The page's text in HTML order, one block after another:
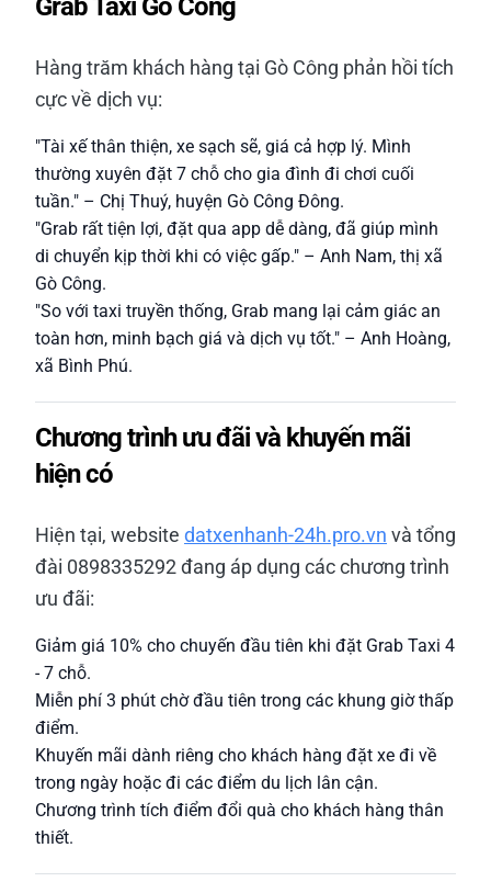
Grab Taxi Gò Công
Hàng trăm khách hàng tại Gò Công phản hồi tích
cực về dịch vụ:
"Tài xế thân thiện, xe sạch sẽ, giá cả hợp lý. Mình
thường xuyên đặt 7 chỗ cho gia đình đi chơi cuối
tuần." – Chị Thuý, huyện Gò Công Đông.
"Grab rất tiện lợi, đặt qua app dễ dàng, đã giúp mình
di chuyển kịp thời khi có việc gấp." – Anh Nam, thị xã
Gò Công.
"So với taxi truyền thống, Grab mang lại cảm giác an
toàn hơn, minh bạch giá và dịch vụ tốt." – Anh Hoàng,
xã Bình Phú.
Chương trình ưu đãi và khuyến mãi
hiện có
Hiện tại, website datxenhanh-24h.pro.vn và tổng
đài 0898335292 đang áp dụng các chương trình
ưu đãi:
Giảm giá 10% cho chuyến đầu tiên khi đặt Grab Taxi 4
- 7 chỗ.
Miễn phí 3 phút chờ đầu tiên trong các khung giờ thấp
điểm.
Khuyến mãi dành riêng cho khách hàng đặt xe đi về
trong ngày hoặc đi các điểm du lịch lân cận.
Chương trình tích điểm đổi quà cho khách hàng thân
thiết.